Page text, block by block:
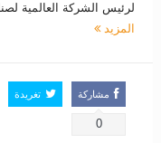
لرئيس الشركة العالمية
المزيد
مشاركة
0
تغريدة